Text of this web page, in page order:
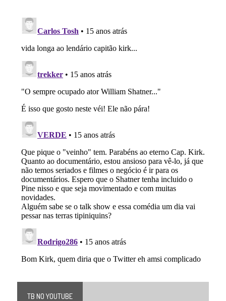
TB NO YOUTUBE